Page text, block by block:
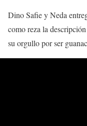
Dino Safie y Neda
como reza la
su orgullo por ser